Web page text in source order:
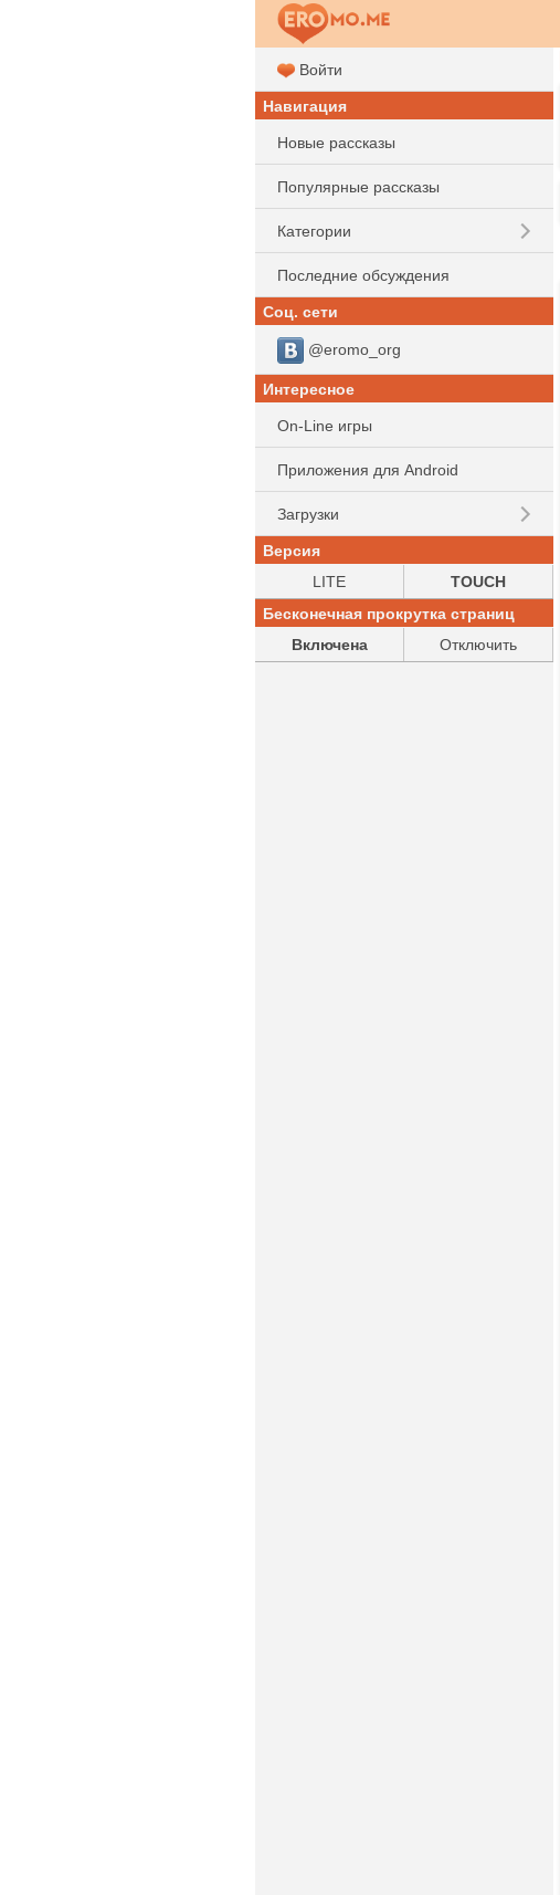
Войти
Навигация
Новые рассказы
Популярные рассказы
Категории
Последние обсуждения
Соц. сети
@eromo_org
Интересное
On-Line игры
Приложения для Android
Загрузки
Версия
LITE
TOUCH
Бесконечная прокрутка страниц
Включена
Отключить